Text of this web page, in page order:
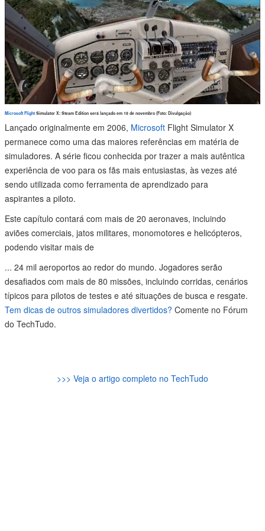
Microsoft Flight Simulator X: Steam Edition será lançado em 18 de novembro (Foto: Divulgação)
Lançado originalmente em 2006, Microsoft Flight Simulator X
permanece como uma das maiores referências em matéria de
simuladores. A série ficou conhecida por trazer a mais autêntica
experiência de voo para os fãs mais entusiastas, às vezes até
sendo utilizada como ferramenta de aprendizado para
aspirantes a piloto.
Este capítulo contará com mais de 20 aeronaves, incluindo
aviões comerciais, jatos militares, monomotores e helicópteros,
podendo visitar mais de
... 24 mil aeroportos ao redor do mundo. Jogadores serão
desafiados com mais de 80 missões, incluindo corridas, cenários
típicos para pilotos de testes e até situações de busca e resgate.
Tem dicas de outros simuladores divertidos? Comente no Fórum
do TechTudo.
>>> Veja o artigo completo no TechTudo